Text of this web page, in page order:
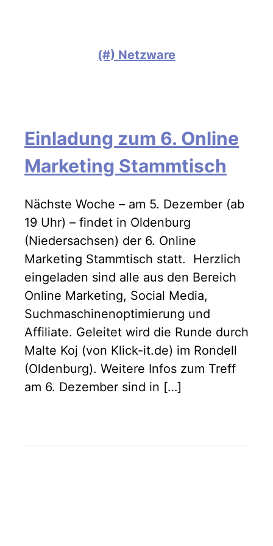
(#) Netzware
Einladung zum 6. Online
Marketing Stammtisch
Nächste Woche – am 5. Dezember (ab
19 Uhr) – findet in Oldenburg
(Niedersachsen) der 6. Online
Marketing Stammtisch statt. Herzlich
eingeladen sind alle aus den Bereich
Online Marketing, Social Media,
Suchmaschinenoptimierung und
Affiliate. Geleitet wird die Runde durch
Malte Koj (von Klick-it.de) im Rondell
(Oldenburg). Weitere Infos zum Treff
am 6. Dezember sind in […]